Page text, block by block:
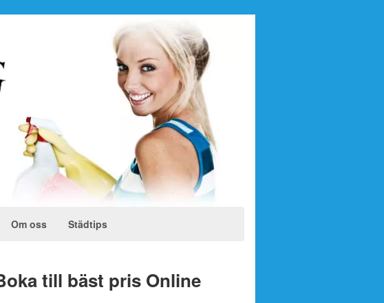
Om oss Städtips
till bäst pris Online